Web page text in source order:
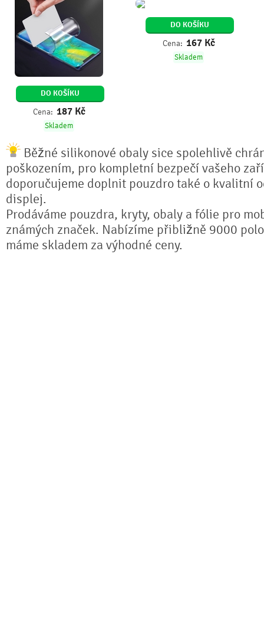
DO KOŠÍKU
Cena: 187 Kč
Skladem
DO KOŠÍKU
Cena: 167 Kč
Skladem
Běžné silikonové obaly sice spolehlivě
poškozením, pro kompletní bezpečí vašeho
doporučujeme doplnit pouzdro také o kvalitní
displej.
Prodáváme pouzdra, kryty, obaly a fólie pro
známých značek. Nabízíme přibližně 9000
máme skladem za výhodné ceny.